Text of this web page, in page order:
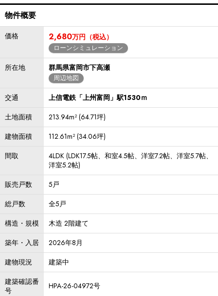
物件概要
価格 2,680万円（税込）
ローンシミュレーション
所在地 群馬県富岡市下高瀬
周辺地図
交通
上信電鉄「上州富岡」駅1530ｍ
土地面積
213.94m² (64.71坪)
建物面積
112.61m² (34.06坪)
間取
4LDK (LDK17.5帖、和室4.5帖、洋室7.2帖、洋室5.7帖、
洋室5.2帖)
販売戸数
5戸
総戸数
全5戸
構造・規模
木造 2階建て
築年・入居
2026年8月
建物現況
建築中
建築確認番
号
HPA-26-04972号